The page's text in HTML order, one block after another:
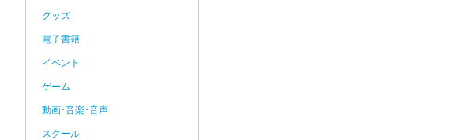
グッズ
電子書籍
イベント
ゲーム
動画･音楽･音声
スクール